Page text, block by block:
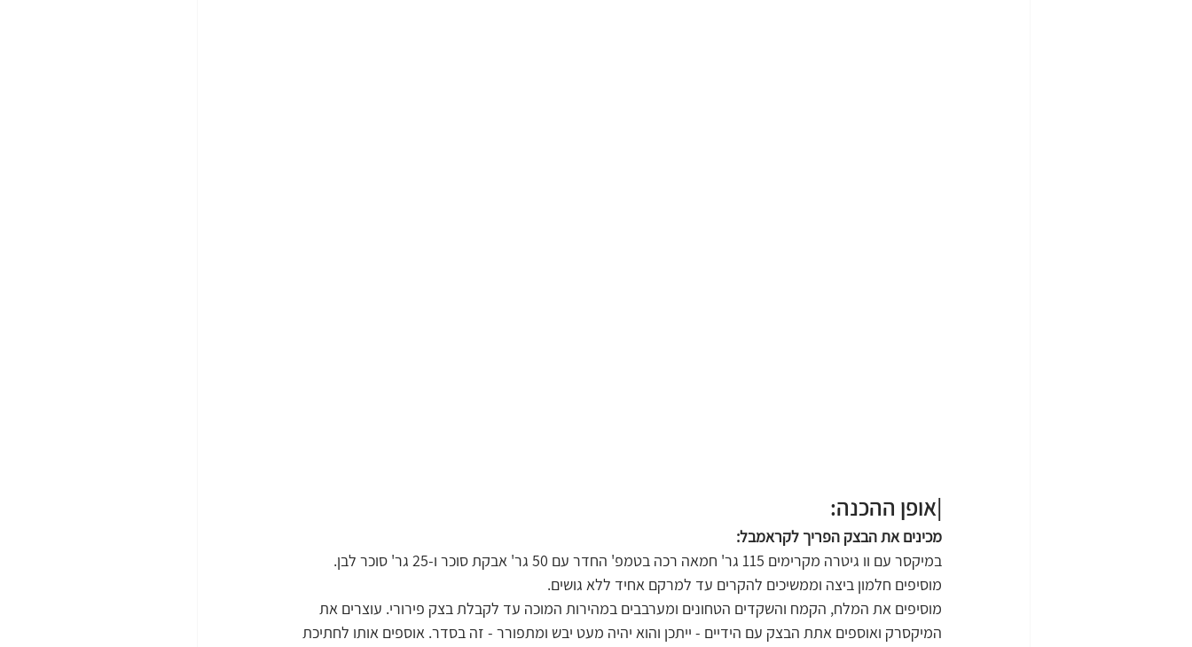
|אופן ההכנה:
מכינים את הבצק הפריך לקראמבל:
במיקסר עם וו גיטרה מקרימים 115 גר' חמאה רכה בטמפ' החדר עם 50 גר' אבקת סוכר ו-25 גר' סוכר לבן.
מוסיפים חלמון ביצה וממשיכים להקרים עד למרקם אחיד ללא גושים.
מוסיפים את המלח, הקמח והשקדים הטחונים ומערבבים במהירות המוכה עד לקבלת בצק פירורי. עוצרים את
המיקסרק ואוספים אתת הבצק עם הידיים - ייתכן והוא יהיה מעט יבש ומתפורר - זה בסדר. אוספים אותו לחתיכת